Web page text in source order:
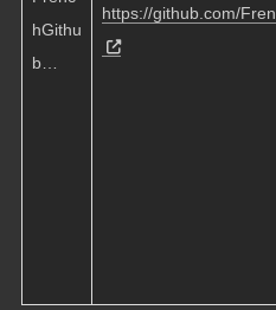
hGithu
b…
https://github.com/